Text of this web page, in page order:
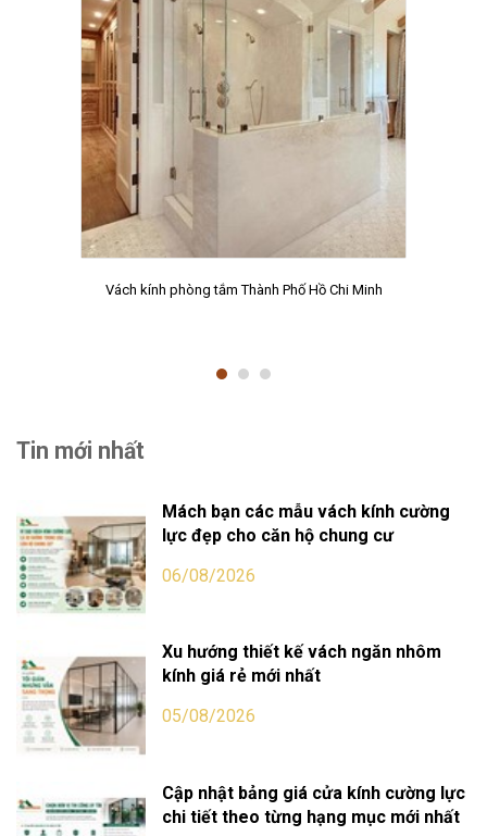
Vách kính phòng tắm Thành Phố Hồ Chi Minh
Tin mới nhất
Mách bạn các mẫu vách kính cường
lực đẹp cho căn hộ chung cư
06/08/2026
Xu hướng thiết kế vách ngăn nhôm
kính giá rẻ mới nhất
05/08/2026
Cập nhật bảng giá cửa kính cường lực
chi tiết theo từng hạng mục mới nhất